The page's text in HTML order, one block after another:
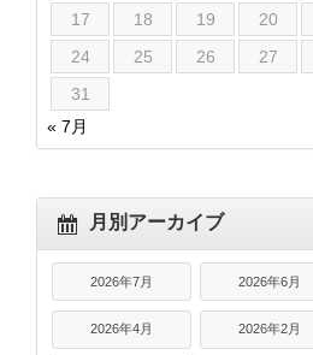
17
18 19 20
24
25 26 27
31
« 7月
月別アーカイブ
2026年7月 2026年6月
2026年4月 2026年2月